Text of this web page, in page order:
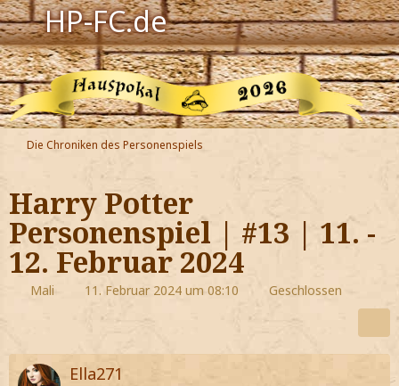
HP-FC.de
Navigation
Harry Potter
Der HP-FC
Hogwarts
Zauberwelt
Willkommen
Jetzt Fanclub-Mitglied werden!
Die Chroniken des Personenspiels
Harry Potter
Personenspiel | #13 | 11. -
12. Februar 2024
Mali 11. Februar 2024 um 08:10 Geschlossen
Ella271